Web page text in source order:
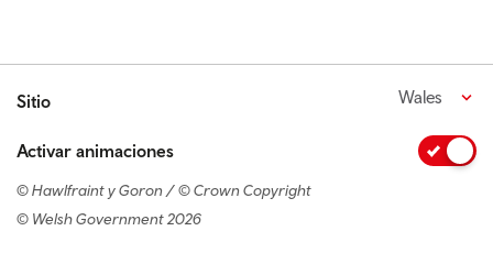
Sitio Wales
Activar animaciones
© Hawlfraint y Goron / © Crown Copyright
© Welsh Government 2026